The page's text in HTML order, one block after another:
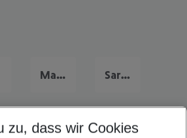
Malta Urlaub Sardinien Urlaub
zu, dass wir Cookies